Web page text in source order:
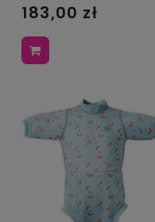
183,00 zł